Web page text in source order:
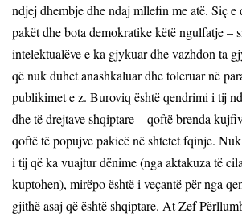
ndjej dhembje dhe ndaj mllefin me atë. Siç e
pakët dhe bota demokratike këtë ngulfatje –
intelektualëve e ka gjykuar dhe vazhdon ta
që nuk duhet anashkaluar dhe toleruar në
publikimet e z. Buroviq është qendrimi i tij
dhe të drejtave shqiptare – qoftë brenda
qoftë të popujve pakicë në shtetet fqinje.
i tij që ka vuajtur dënime (nga aktakuza të
kuptohen), mirëpo është i veçantë për nga
gjithë asaj që është shqiptare. At Zef